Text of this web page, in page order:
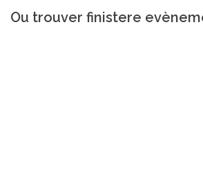
Ou trouver finistere